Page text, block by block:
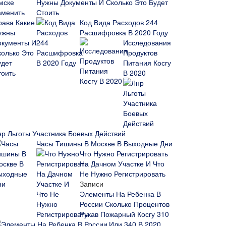
Нужны Документы И Сколько Это Будет
Стоить
Код Вида Расходов 244
Расшифровка В 2020 Году
Исследования
Продуктов
Питания Косгу
В 2020
Льготы Участника Боевых Действий
Часы Тишины В Москве В Выходные Дни
Что Нужно Регистрировать
На Дачном Участке И Что
Не Нужно Регистрировать
Записи
Элементы На Ребенка В
России Сколько Процентов
Рукав Пожарный Косгу 310
Или 340 В 2020